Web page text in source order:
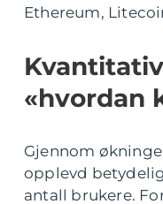
Ethereum,
«hvordan
Gjennom
opplevd
antall brukere.